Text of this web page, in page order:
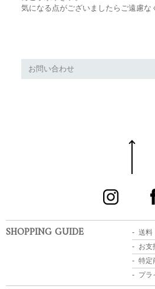
気になる点がございましたらご遠慮な
お問い合わせ
SHOPPING GUIDE
送料
お支
特定
プラ